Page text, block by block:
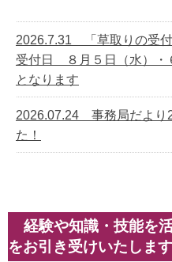
2026.7.31 「草取りの受
受付日 ８月５日（水）・
となります
2026.07.24 事務局だより
た！
経験や知識・技能を
をお引き受けいたします